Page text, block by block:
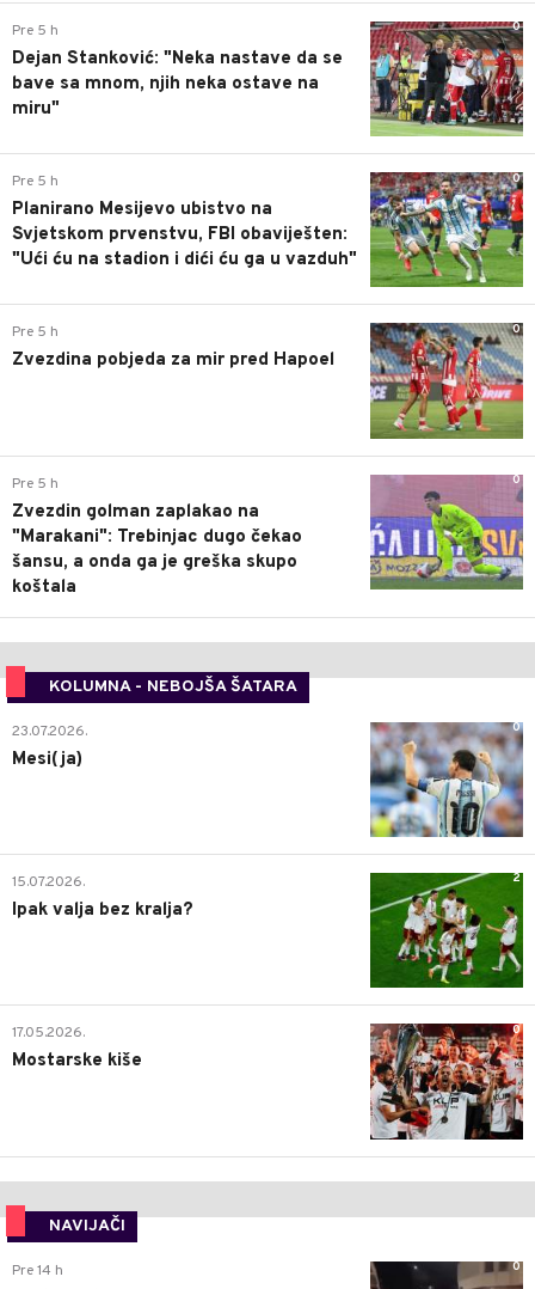
0
Pre 5 h
Dejan Stanković: "Neka nastave da se
bave sa mnom, njih neka ostave na
miru"
0
Pre 5 h
Planirano Mesijevo ubistvo na
Svjetskom prvenstvu, FBI obaviješten:
"Ući ću na stadion i dići ću ga u vazduh"
0
Pre 5 h
Zvezdina pobjeda za mir pred Hapoel
0
Pre 5 h
Zvezdin golman zaplakao na
"Marakani": Trebinjac dugo čekao
šansu, a onda ga je greška skupo
koštala
KOLUMNA - NEBOJŠA ŠATARA
0
23.07.2026.
Mesi(ja)
2
15.07.2026.
Ipak valja bez kralja?
0
17.05.2026.
Mostarske kiše
NAVIJAČI
0
Pre 14 h